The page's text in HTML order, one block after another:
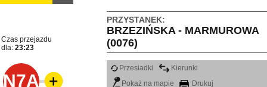
PRZYSTANEK:
BRZEZIŃSKA - MARMUROWA
(0076)
Czas przejazdu
dla: 23:23
N7A
Przesiadki
Kierunki
Pokaż na mapie
Drukuj